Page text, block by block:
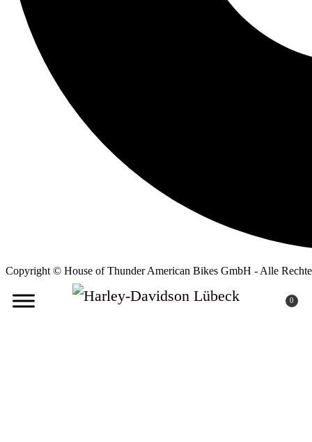
Copyright © House of Thunder American Bikes GmbH - Alle
0